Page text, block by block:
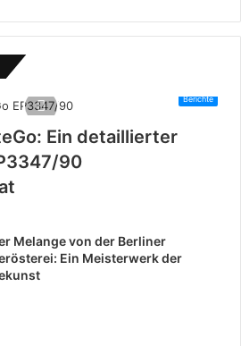
Berichte
Ein detaillierter
90
Melange von der Berliner
Ein Meisterwerk der